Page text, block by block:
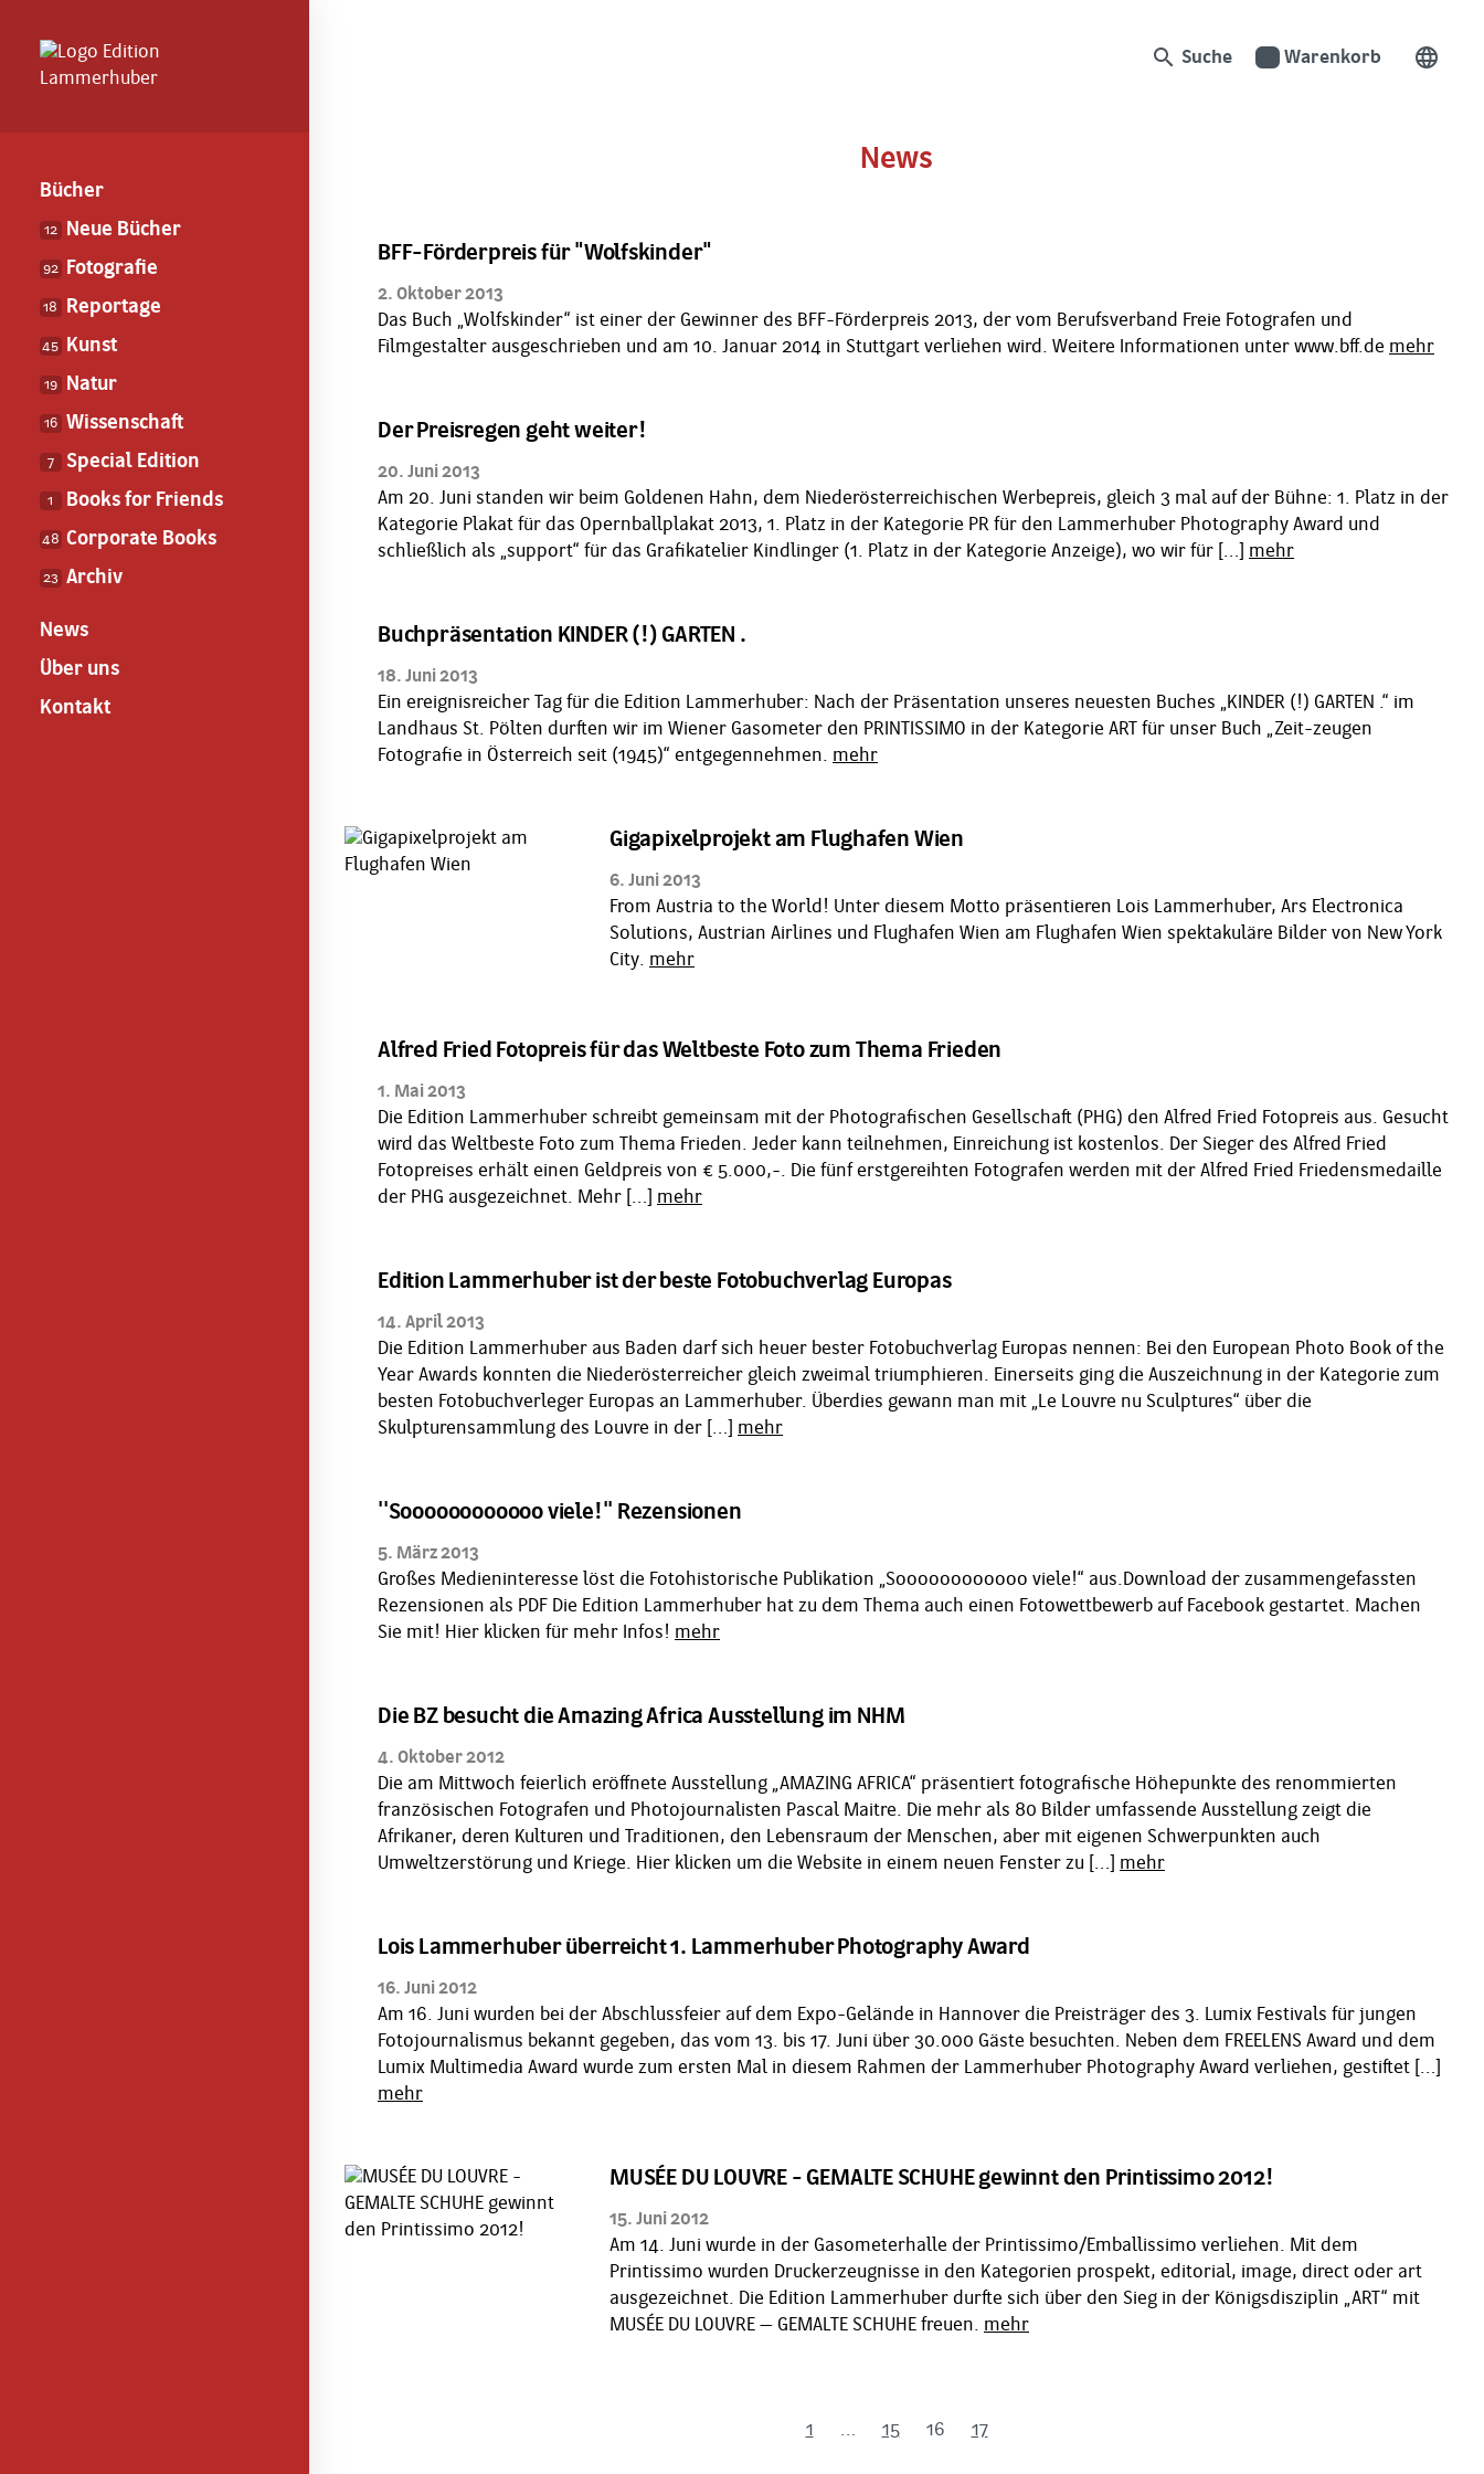
Bücher
12 Neue Bücher
92 Fotografie
18 Reportage
45 Kunst
19 Natur
16 Wissenschaft
7 Special Edition
1 Books for Friends
48 Corporate Books
23 Archiv
News
Über uns
Kontakt
search Suche Warenkorb language
News
BFF-Förderpreis für "Wolfskinder"
2. Oktober 2013
Das Buch „Wolfskinder“ ist einer der Gewinner des BFF-Förderpreis 2013, der vom Berufsverband Freie Fotografen und
Filmgestalter ausgeschrieben und am 10. Januar 2014 in Stuttgart verliehen wird. Weitere Informationen unter www.bff.de mehr
Der Preisregen geht weiter!
20. Juni 2013
Am 20. Juni standen wir beim Goldenen Hahn, dem Niederösterreichischen Werbepreis, gleich 3 mal auf der Bühne: 1. Platz in der
Kategorie Plakat für das Opernballplakat 2013, 1. Platz in der Kategorie PR für den Lammerhuber Photography Award und
schließlich als „support“ für das Grafikatelier Kindlinger (1. Platz in der Kategorie Anzeige), wo wir für […] mehr
Buchpräsentation KINDER (!) GARTEN .
18. Juni 2013
Ein ereignisreicher Tag für die Edition Lammerhuber: Nach der Präsentation unseres neuesten Buches „KINDER (!) GARTEN .“ im
Landhaus St. Pölten durften wir im Wiener Gasometer den PRINTISSIMO in der Kategorie ART für unser Buch „Zeit-zeugen
Fotografie in Österreich seit (1945)“ entgegennehmen. mehr
Gigapixelprojekt am Flughafen Wien
6. Juni 2013
From Austria to the World! Unter diesem Motto präsentieren Lois Lammerhuber, Ars Electronica
Solutions, Austrian Airlines und Flughafen Wien am Flughafen Wien spektakuläre Bilder von New York
City. mehr
Alfred Fried Fotopreis für das Weltbeste Foto zum Thema Frieden
1. Mai 2013
Die Edition Lammerhuber schreibt gemeinsam mit der Photografischen Gesellschaft (PHG) den Alfred Fried Fotopreis aus. Gesucht
wird das Weltbeste Foto zum Thema Frieden. Jeder kann teilnehmen, Einreichung ist kostenlos. Der Sieger des Alfred Fried
Fotopreises erhält einen Geldpreis von € 5.000,-. Die fünf erstgereihten Fotografen werden mit der Alfred Fried Friedensmedaille
der PHG ausgezeichnet. Mehr […] mehr
Edition Lammerhuber ist der beste Fotobuchverlag Europas
14. April 2013
Die Edition Lammerhuber aus Baden darf sich heuer bester Fotobuchverlag Europas nennen: Bei den European Photo Book of the
Year Awards konnten die Niederösterreicher gleich zweimal triumphieren. Einerseits ging die Auszeichnung in der Kategorie zum
besten Fotobuchverleger Europas an Lammerhuber. Überdies gewann man mit „Le Louvre nu Sculptures“ über die
Skulpturensammlung des Louvre in der […] mehr
''Soooooooooooo viele!'' Rezensionen
5. März 2013
Großes Medieninteresse löst die Fotohistorische Publikation „Soooooooooooo viele!“ aus.Download der zusammengefassten
Rezensionen als PDF Die Edition Lammerhuber hat zu dem Thema auch einen Fotowettbewerb auf Facebook gestartet. Machen
Sie mit! Hier klicken für mehr Infos! mehr
Die BZ besucht die Amazing Africa Ausstellung im NHM
4. Oktober 2012
Die am Mittwoch feierlich eröffnete Ausstellung „AMAZING AFRICA“ präsentiert fotografische Höhepunkte des renommierten
französischen Fotografen und Photojournalisten Pascal Maitre. Die mehr als 80 Bilder umfassende Ausstellung zeigt die
Afrikaner, deren Kulturen und Traditionen, den Lebensraum der Menschen, aber mit eigenen Schwerpunkten auch
Umweltzerstörung und Kriege. Hier klicken um die Website in einem neuen Fenster zu […] mehr
Lois Lammerhuber überreicht 1. Lammerhuber Photography Award
16. Juni 2012
Am 16. Juni wurden bei der Abschlussfeier auf dem Expo-Gelände in Hannover die Preisträger des 3. Lumix Festivals für jungen
Fotojournalismus bekannt gegeben, das vom 13. bis 17. Juni über 30.000 Gäste besuchten. Neben dem FREELENS Award und dem
Lumix Multimedia Award wurde zum ersten Mal in diesem Rahmen der Lammerhuber Photography Award verliehen, gestiftet […]
mehr
MUSÉE DU LOUVRE - GEMALTE SCHUHE gewinnt den Printissimo 2012!
15. Juni 2012
Am 14. Juni wurde in der Gasometerhalle der Printissimo/Emballissimo verliehen. Mit dem
Printissimo wurden Druckerzeugnisse in den Kategorien prospekt, editorial, image, direct oder art
ausgezeichnet. Die Edition Lammerhuber durfte sich über den Sieg in der Königsdisziplin „ART“ mit
MUSÉE DU LOUVRE – GEMALTE SCHUHE freuen. mehr
1 … 15 16 17